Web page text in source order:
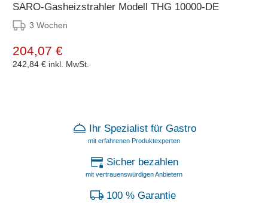
SARO-Gasheizstrahler Modell THG 10000-DE
3 Wochen
204,07 €
242,84 € inkl. MwSt.
Ihr Spezialist für Gastro
mit erfahrenen Produktexperten
Sicher bezahlen
mit vertrauenswürdigen Anbietern
100 % Garantie